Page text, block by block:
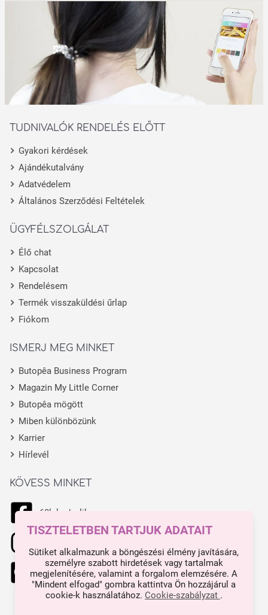
TUDNIVALÓK RENDELÉS ELŐTT
Gyakori kérdések
Ajándékutalvány
Adatvédelem
Általános Szerződési Feltételek
ÜGYFÉLSZOLGÁLAT
Élő chat
Kapcsolat
Rendelésem
Termék visszaküldési űrlap
Fiókom
ISMERJ MEG MINKET
Butopêa Business Program
Magazin My Little Corner
Butopêa mögött
Miben különbözünk
Karrier
Hírlevél
KÖVESS MINKET
68k kedvelik
444 kedvelik
TISZTELETBEN TARTJUK ADATAIT
Sütiket alkalmazunk a böngészési élmény javítására,
személyre szabott hirdetések vagy tartalmak
megjelenítésére, valamint a forgalom elemzésére. A
"Mindent elfogad" gombra kattintva Ön hozzájárul a
cookie-k használatához. Cookie-szabályzat .